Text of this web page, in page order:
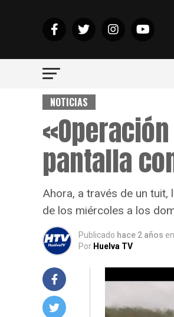
NOTICIAS
pantalla
Ahora, a través de un
de los miércoles a los
Publicado hace 2 años en
Por Huelva TV